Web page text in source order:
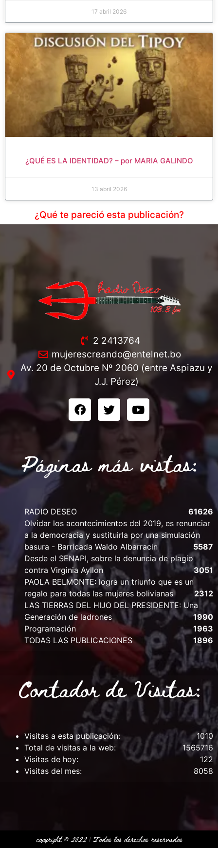
17 abril 2026
¿QUÉ ES LA IDENTIDAD? – por MARIA GALINDO
13 abril 2026
¿Qué te pareció esta publicación?
2 2413764
mujerescreando@entelnet.bo
Av. 20 de Octubre Nº 2060 (entre Aspiazu y
J.J. Pérez)
Páginas más vistas:
RADIO DESEO
61626
Olvidar los acontecimientos del 2019, es renunciar
a la democracia y sustituirla por una simulación
basura - Barricada Waldo Albarracin
5587
Desde el SENAPI, sobre la denuncia de plagio
contra Virginia Ayllon
3051
PAOLA BELMONTE: logra un triunfo que es un
regalo para todas las mujeres bolivianas
2312
LAS TIERRAS DEL HIJO DEL PRESIDENTE: Una
Generación de ladrones
1990
Programación
1963
TODAS LAS PUBLICACIONES
1896
Contador de Visitas:
1010
Visitas a esta publicación:
1565716
Total de visitas a la web:
122
Visitas de hoy:
8058
Visitas del mes:
copyright © 2022 | Todos los derechos reservados